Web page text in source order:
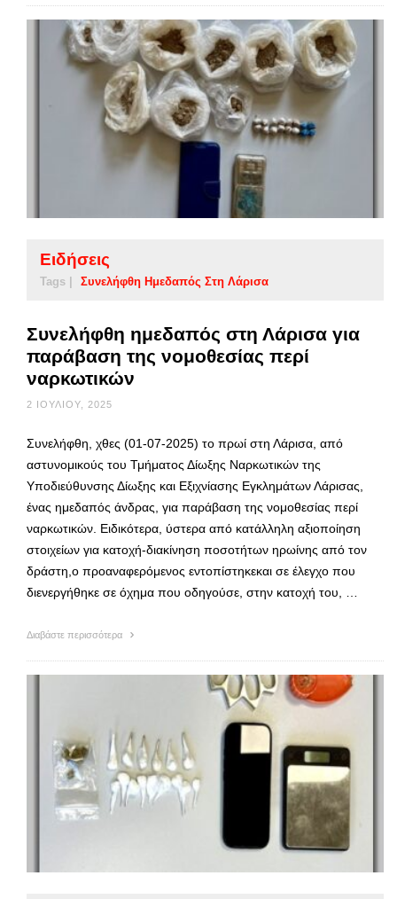
Ειδήσεις
Tags | Συνελήφθη Ημεδαπός Στη Λάρισα
Συνελήφθη ημεδαπός στη Λάρισα για
παράβαση της νομοθεσίας περί
ναρκωτικών
2 ΙΟΥΛΊΟΥ, 2025
Συνελήφθη, χθες (01-07-2025) το πρωί στη Λάρισα, από
αστυνομικούς του Τμήματος Δίωξης Ναρκωτικών της
Υποδιεύθυνσης Δίωξης και Εξιχνίασης Εγκλημάτων Λάρισας,
ένας ημεδαπός άνδρας, για παράβαση της νομοθεσίας περί
ναρκωτικών. Ειδικότερα, ύστερα από κατάλληλη αξιοποίηση
στοιχείων για κατοχή-διακίνηση ποσοτήτων ηρωίνης από τον
δράστη,ο προαναφερόμενος εντοπίστηκεκαι σε έλεγχο που
διενεργήθηκε σε όχημα που οδηγούσε, στην κατοχή του, …
Διαβάστε περισσότερα